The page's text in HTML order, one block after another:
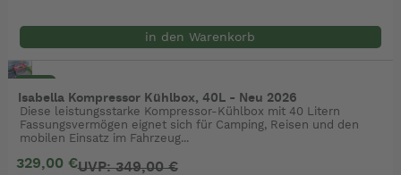
in den Warenkorb
- 6%
Isabella Kompressor Kühlbox, 40L - Neu 2026
Diese leistungsstarke Kompressor-Kühlbox mit 40 Litern
Fassungsvermögen eignet sich für Camping, Reisen und den
mobilen Einsatz im Fahrzeug...
329,00 €UVP: 349,00 €